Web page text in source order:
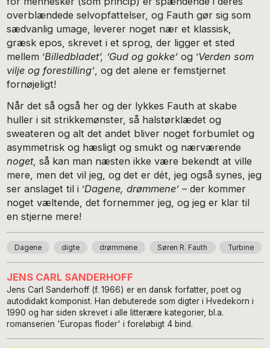
overblændede selvopfattelser, og Fauth gør sig som
sædvanlig umage, leverer noget nær et klassisk,
græsk epos, skrevet i et sprog, der ligger et sted
mellem ’Billedbladet’, ’Gud og gokke’ og ’Verden som
vilje og forestilling’ , og det alene er femstjernet
fornøjeligt!
Når det så også her og der lykkes Fauth at skabe
huller i sit strikkemønster, så halstørklædet og
sweateren og alt det andet bliver noget forbumlet og
asymmetrisk og hæsligt og smukt og nærværende
noget, så kan man næsten ikke være bekendt at ville
mere, men det vil jeg, og det er dét, jeg også synes, jeg
ser anslaget til i ’Dagene, drømmene’ – der kommer
noget væltende, det fornemmer jeg, og jeg er klar til
en stjerne mere!
Dagene digte drømmene Søren R. Fauth Turbine
JENS CARL SANDERHOFF
Jens Carl Sanderhoff (f. 1966) er en dansk forfatter, poet og
autodidakt komponist. Han debuterede som digter i Hvedekorn i
1990 og har siden skrevet i alle litterære kategorier, bl.a.
romanserien 'Europas floder' i foreløbigt 4 bind.